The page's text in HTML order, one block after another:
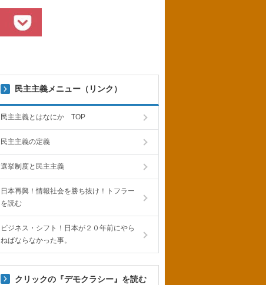
民主主義メニュー（リンク）
民主主義とはなにか TOP
民主主義の定義
選挙制度と民主主義
日本再興！情報社会を勝ち抜け！トフラー
を読む
ビジネス・シフト！日本が２０年前にやら
ねばならなかった事。
クリックの『デモクラシー』を読む